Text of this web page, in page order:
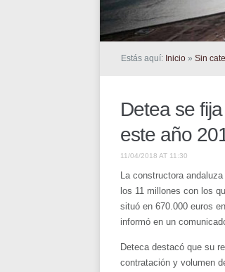
Estás aquí: Inicio » Sin
Detea se
este año
11/04/2018 AT 11:30
La constructora
los 11 millones con los
situó en 670.000 euros
informó en un
Deteca destacó que su
contratación y volumen